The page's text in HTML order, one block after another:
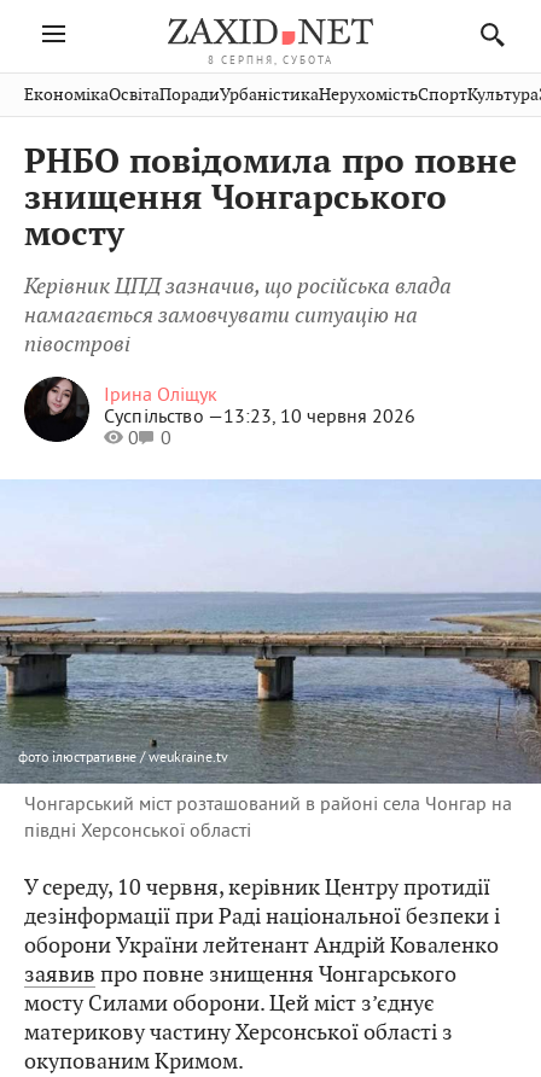
8 СЕРПНЯ, СУБОТА
Івано-
Франківськ
Тернопіль
Волинь
Закарпаття
РівнеСтрий
Хмельницький
Публікації
Авто СловкоКультура
Кіно Дім СпортКраєзнавство
ФотоОсвітаНерухомість
Домашні
ЕкономікаОсвітаПорадиУрбаністикаНерухомістьСпортКультура
РНБО повідомила про повне
знищення Чонгарського
мосту
Керівник ЦПД зазначив, що російська влада
намагається замовчувати ситуацію на
півострові
Ірина Оліщук
Суспільство —13:23, 10 червня 2026
0
0
фотоілюстративне / weukraine.tv
Чонгарський міст розташований в районі села Чонгар на
півдні Херсонської області
У середу, 10 червня, керівник Центру протидії
дезінформації при Раді національної безпеки і
оборони України лейтенант Андрій Коваленко
заявив про повне знищення Чонгарського
мосту Силами оборони. Цей міст з’єднує
материкову частину Херсонської області з
окупованим Кримом.